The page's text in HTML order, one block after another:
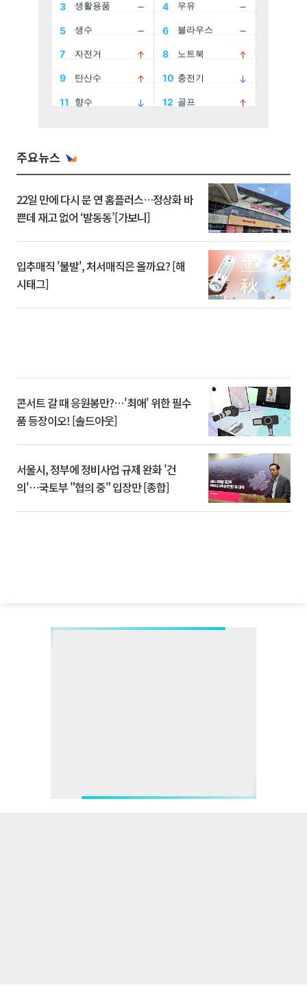
주요뉴스
22일 만에 다시 문 연 홈플러스…정상화 바
쁜데 재고 없어 ‘발동동’[가보니]
입추매직 '불발', 처서매직은 올까요? [해
시태그]
콘서트 갈 때 응원봉만?⋯'최애' 위한 필수
품 등장이오! [솔드아웃]
서울시, 정부에 정비사업 규제 완화 '건
의'⋯국토부 "협의 중" 입장만 [종합]